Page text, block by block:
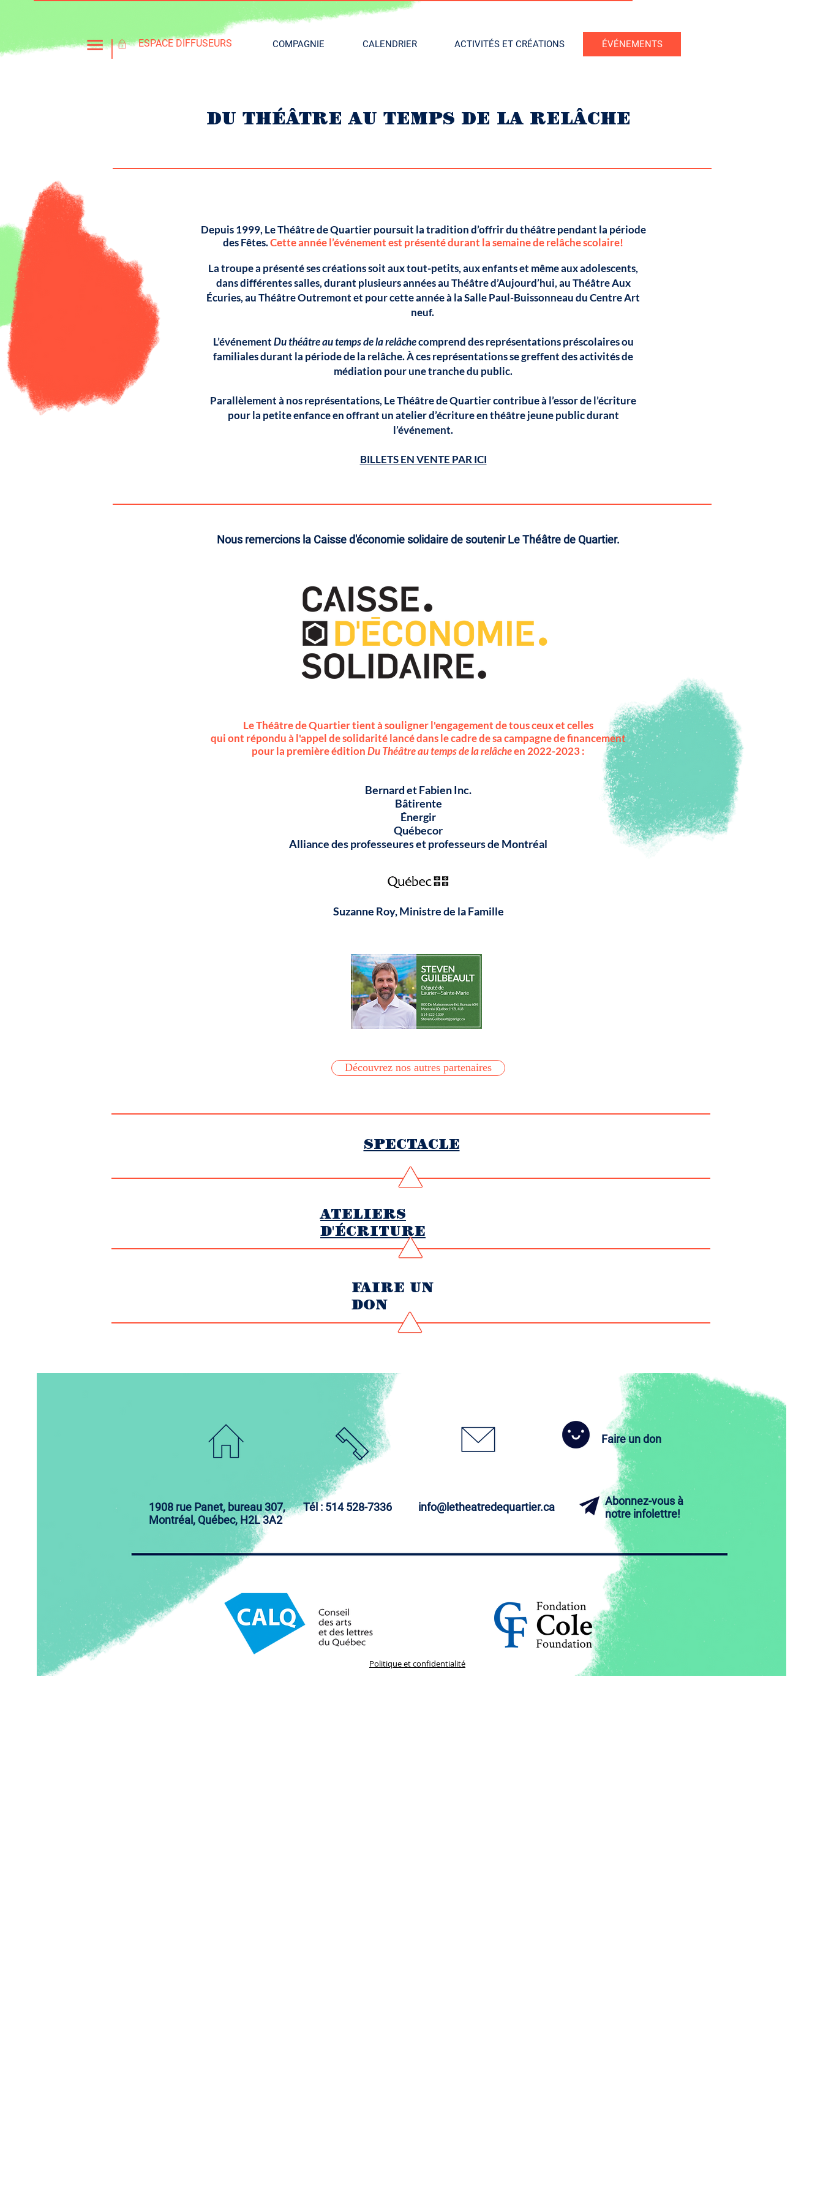
COMPAGNIE CALENDRIER ACTIVITÉS ET CRÉATIONS ÉVÉNEMENTS
l ESPACE DIFFUSEURS
DU THÉÂTRE AU TEMPS DE LA RELÂCHE
Depuis 1999, Le Théâtre de Quartier poursuit la tradition d’offrir du théâtre pendant la période
des Fêtes.Cette année l’événement est présenté durant la semaine de relâche scolaire!
La troupe a présenté ses créations soit aux tout-petits, aux enfants et même aux adolescents,
dans différentes salles, durant plusieurs années au Théâtre d’Aujourd’hui, au Théâtre Aux
Écuries, au Théâtre Outremont et pour cette année à la Salle Paul-Buissonneau du Centre Art
neuf.
L’événementDu théâtre au temps de la relâchecomprend des représentations préscolaires ou
familiales durant la période de la relâche. À ces représentations se greffent des activités de
médiation pour une tranche du public.
Parallèlement à nos représentations, Le Théâtre de Quartier contribue à l’essor de l’écriture
pour la petite enfance en offrant un atelier d’écriture en théâtre jeune public durant
l’événement.
BILLETS EN VENTE PAR ICI
Nous remercions la Caisse d'économie solidaire de soutenir Le Théâtre de Quartier.
Le Théâtre de Quartier tient à souligner l'engagement de tous ceux et celles
qui ont répondu à l'appel de solidarité lancé dans le cadre de sa campagne de financement
pour la première éditionDu Théâtre au temps de la relâcheen 2022-2023 :
Bernard et Fabien Inc.
Bâtirente
Énergir
Québecor
Alliance des professeures et professeurs de Montréal
Suzanne Roy, Ministre de la Famille
Découvrez nos autres partenaires
SPECTACLE
ATELIERS
D'ÉCRITURE
FAIRE UN
DON
Tél : 514 528-7336 info@letheatredequartier.ca
1908 rue Panet, bureau 307,
Montréal, Québec, H2L 3A2
Faire un don
Abonnez-vous à
notre infolettre!
Politique et confidentialité